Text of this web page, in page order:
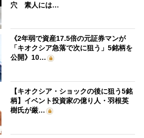
穴 素人には…
《2年弱で資産17.5倍の元証券マンが
「キオクシア急落で次に狙う」5銘柄を
公開》10…
【キオクシア・ショックの後に狙う5銘
柄】イベント投資家の億り人・羽根英
樹氏が厳…